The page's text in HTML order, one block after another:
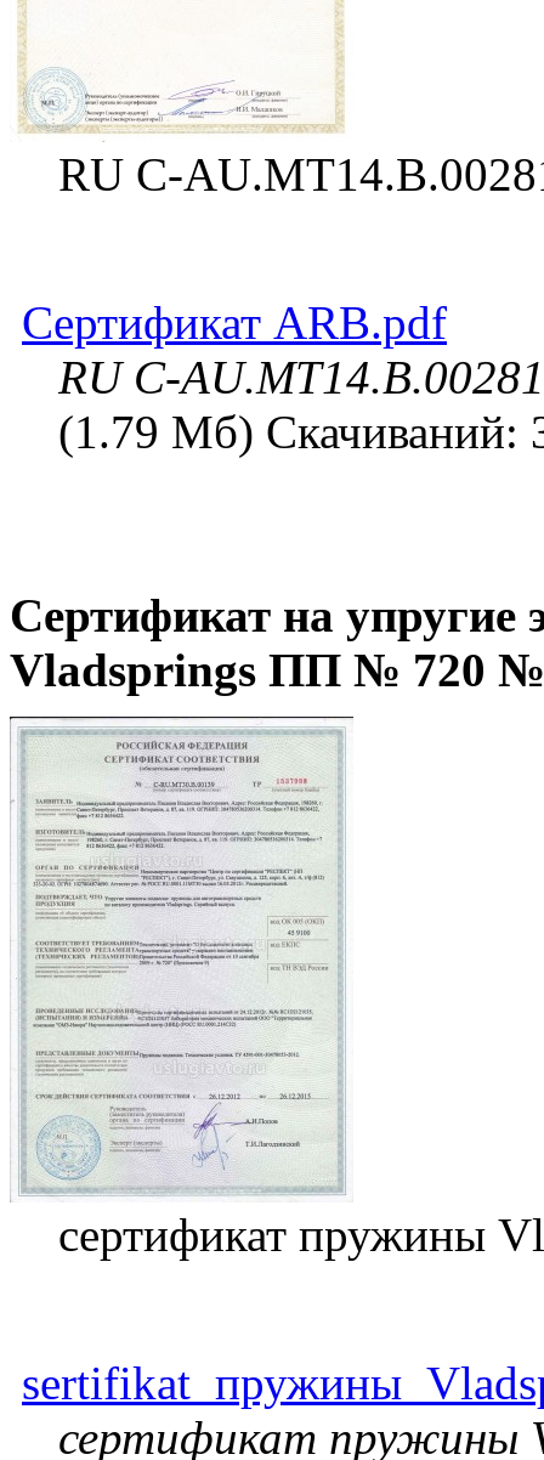
RU C-
Сертификат ARB.pdf
RU C-AU.MT14.B.00281
(1.79 Мб) Скачиваний:
Сертификат на
Vladsprings ПП № 720
сертификат пружины
сертификат пружины